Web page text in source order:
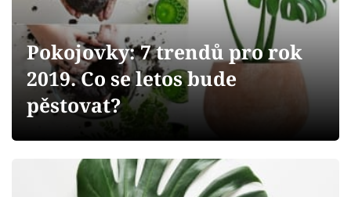
Přihlášení
Sledujte nás
Pokojovky: 7 trendů pro rok
2019. Co se letos bude
pěstovat?